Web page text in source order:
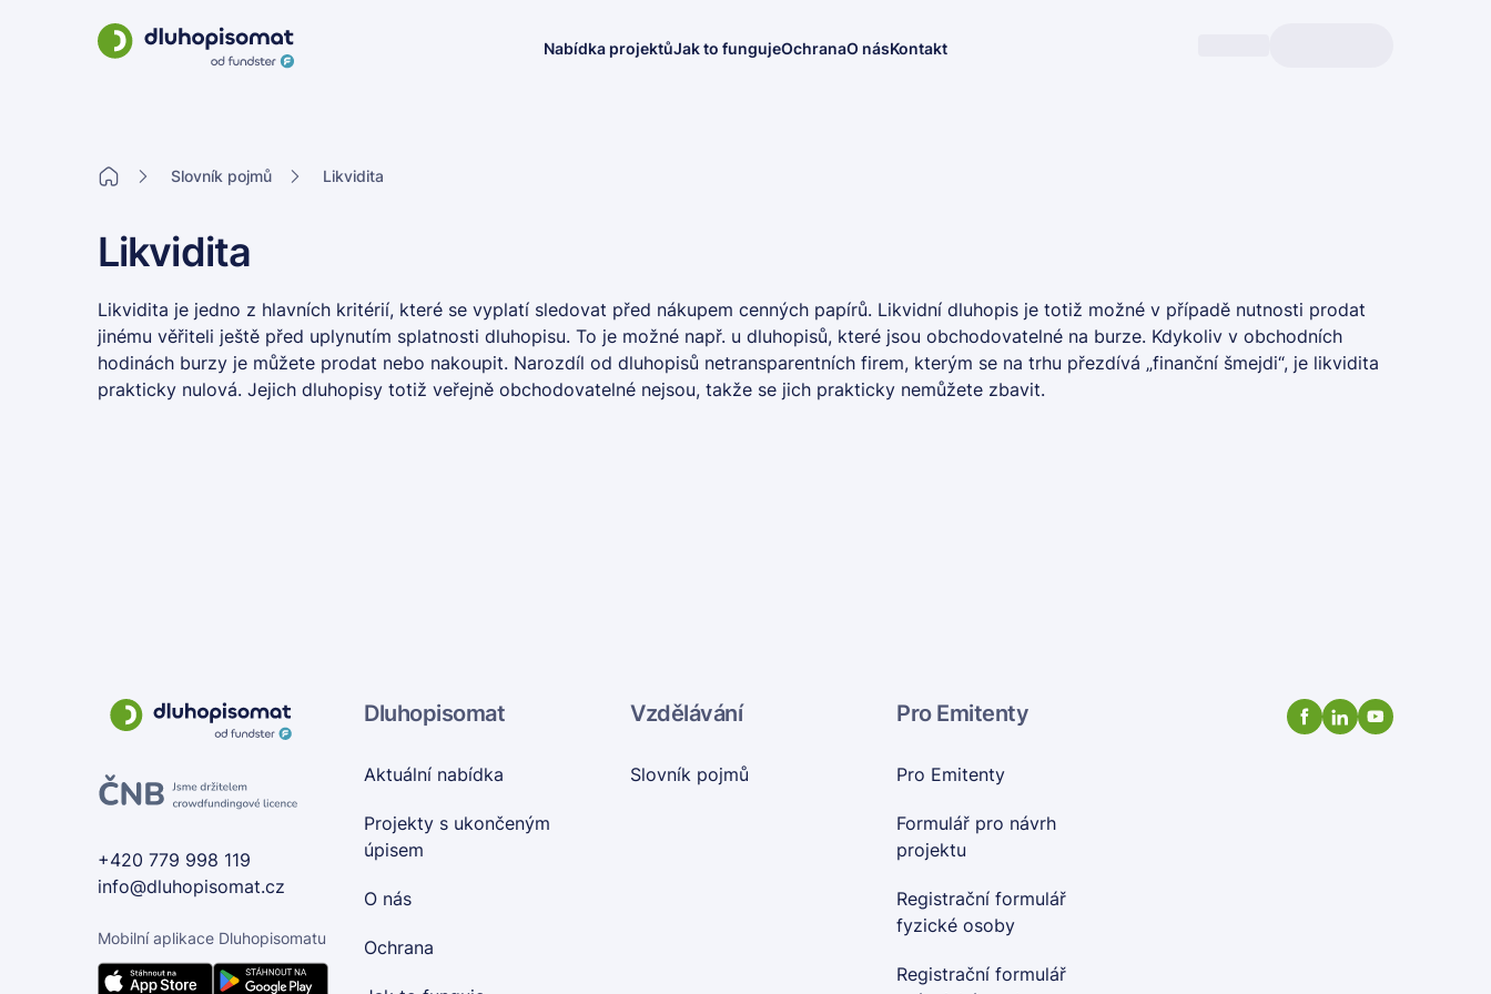
Nabídka projektůJak to fungujeOchranaO násKontakt
Slovník pojmů Likvidita
Likvidita
Likvidita je jedno z hlavních kritérií, které se vyplatí sledovat před nákupem cenných papírů. Likvidní dluhopis je totiž možné v případě nutnosti prodat
jinému věřiteli ještě před uplynutím splatnosti dluhopisu. To je možné např. u dluhopisů, které jsou obchodovatelné na burze. Kdykoliv v obchodních
hodinách burzy je můžete prodat nebo nakoupit. Narozdíl od dluhopisů netransparentních firem, kterým se na trhu přezdívá „finanční šmejdi“, je likvidita
prakticky nulová. Jejich dluhopisy totiž veřejně obchodovatelné nejsou, takže se jich prakticky nemůžete zbavit.
+420 779 998 119
info@dluhopisomat.cz
Mobilní aplikace Dluhopisomatu
Dluhopisomat
Aktuální nabídka
Projekty s ukončeným
úpisem
O nás
Ochrana
Vzdělávání
Slovník pojmů
Pro Emitenty
Pro Emitenty
Formulář pro návrh
projektu
Registrační formulář
fyzické osoby
Registrační formulář